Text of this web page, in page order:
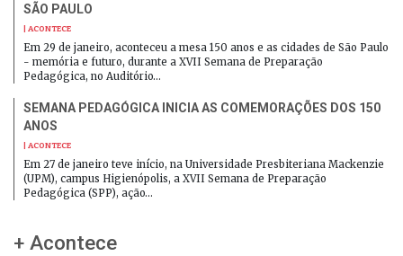
SÃO PAULO
| ACONTECE
Em 29 de janeiro, aconteceu a mesa 150 anos e as cidades de São Paulo
- memória e futuro, durante a XVII Semana de Preparação
Pedagógica, no Auditório…
SEMANA PEDAGÓGICA INICIA AS COMEMORAÇÕES DOS 150
ANOS
| ACONTECE
Em 27 de janeiro teve início, na Universidade Presbiteriana Mackenzie
(UPM), campus Higienópolis, a XVII Semana de Preparação
Pedagógica (SPP), ação…
+ Acontece